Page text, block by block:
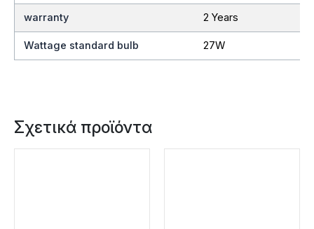
warranty 2 Years
Wattage standard bulb 27W
Σχετικά προϊόντα